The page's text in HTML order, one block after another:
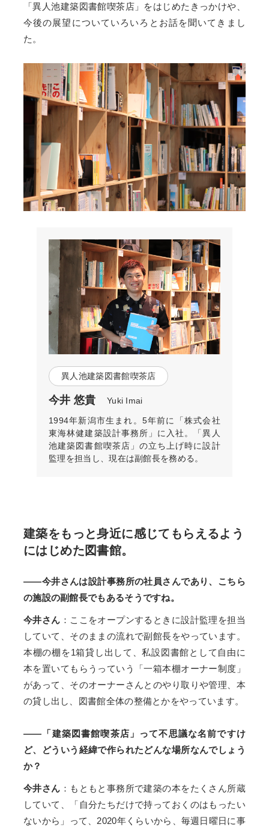
「異人池建築図書館喫茶店」をはじめたきっかけや、
今後の展望についていろいろとお話を聞いてきまし
た。
異人池建築図書館喫茶店
今井 悠貴 Yuki Imai
1994年新潟市生まれ。5年前に「株式会社
東海林健建築設計事務所」に入社。「異人
池建築図書館喫茶店」の立ち上げ時に設計
監理を担当し、現在は副館長を務める。
建築をもっと身近に感じてもらえるよう
にはじめた図書館。
――今井さんは設計事務所の社員さんであり、こちら
の施設の副館長でもあるそうですね。
今井さん ：ここをオープンするときに設計監理を担当
していて、そのままの流れで副館長をやっています。
本棚の棚を1箱貸し出して、私設図書館として自由に
本を置いてもらうっていう「一箱本棚オーナー制度」
があって、そのオーナーさんとのやり取りや管理、本
の貸し出し、図書館全体の整備とかをやっています。
――「建築図書館喫茶店」って不思議な名前ですけ
ど、どういう経緯で作られたどんな場所なんでしょう
か？
今井さん ：もともと事務所で建築の本をたくさん所蔵
していて、「自分たちだけで持っておくのはもったい
ないから」って、2020年くらいから、毎週日曜日に事